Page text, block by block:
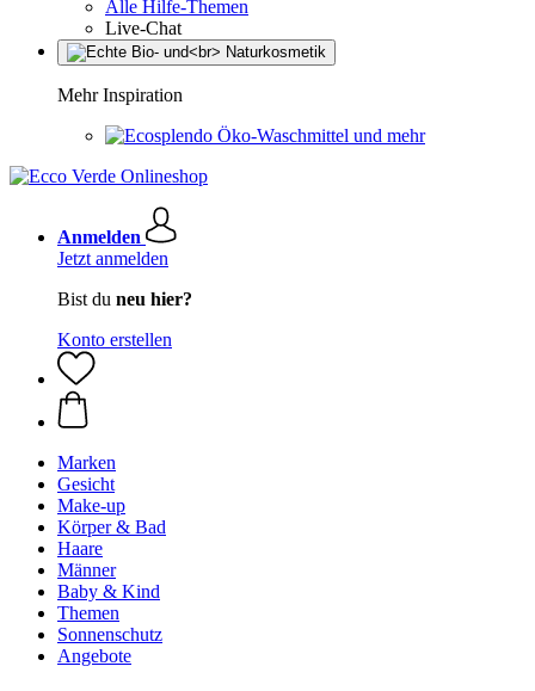
Alle Hilfe-Themen
Live-Chat
Mehr Inspiration
Öko-Waschmittel und mehr
Anmelden
Jetzt anmelden
Bist du neu hier?
Konto erstellen
Marken
Gesicht
Make-up
Körper & Bad
Haare
Männer
Baby & Kind
Themen
Sonnenschutz
Angebote